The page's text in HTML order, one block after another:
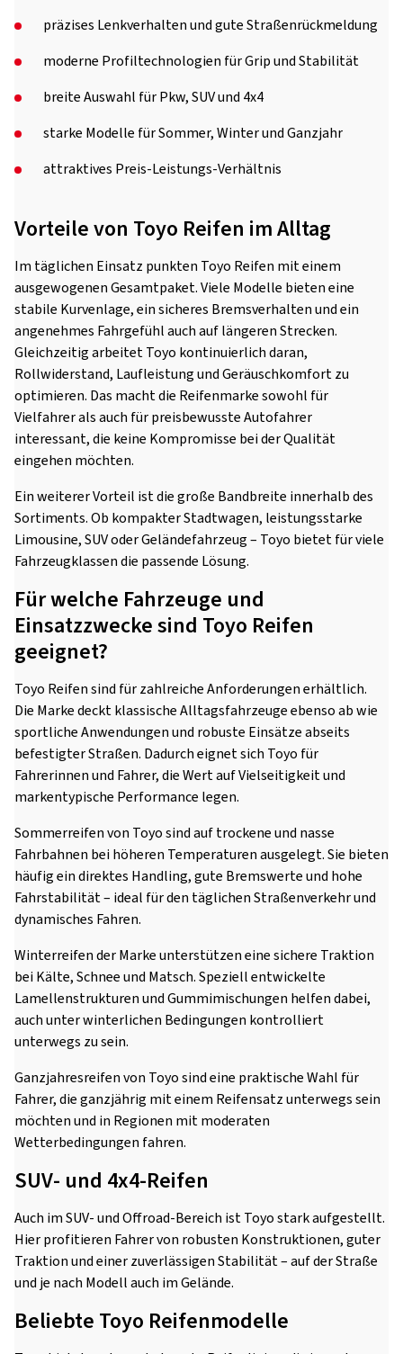
präzises Lenkverhalten und gute Straßenrückmeldung
moderne Profiltechnologien für Grip und Stabilität
breite Auswahl für Pkw, SUV und 4x4
starke Modelle für Sommer, Winter und Ganzjahr
attraktives Preis-Leistungs-Verhältnis
Vorteile von Toyo Reifen im Alltag
Im täglichen Einsatz punkten Toyo Reifen mit einem
ausgewogenen Gesamtpaket. Viele Modelle bieten eine
stabile Kurvenlage, ein sicheres Bremsverhalten und ein
angenehmes Fahrgefühl auch auf längeren Strecken.
Gleichzeitig arbeitet Toyo kontinuierlich daran,
Rollwiderstand, Laufleistung und Geräuschkomfort zu
optimieren. Das macht die Reifenmarke sowohl für
Vielfahrer als auch für preisbewusste Autofahrer
interessant, die keine Kompromisse bei der Qualität
eingehen möchten.
Ein weiterer Vorteil ist die große Bandbreite innerhalb des
Sortiments. Ob kompakter Stadtwagen, leistungsstarke
Limousine, SUV oder Geländefahrzeug – Toyo bietet für viele
Fahrzeugklassen die passende Lösung.
Für welche Fahrzeuge und
Einsatzzwecke sind Toyo Reifen
geeignet?
Toyo Reifen sind für zahlreiche Anforderungen erhältlich.
Die Marke deckt klassische Alltagsfahrzeuge ebenso ab wie
sportliche Anwendungen und robuste Einsätze abseits
befestigter Straßen. Dadurch eignet sich Toyo für
Fahrerinnen und Fahrer, die Wert auf Vielseitigkeit und
markentypische Performance legen.
Sommerreifen von Toyo sind auf trockene und nasse
Fahrbahnen bei höheren Temperaturen ausgelegt. Sie bieten
häufig ein direktes Handling, gute Bremswerte und hohe
Fahrstabilität – ideal für den täglichen Straßenverkehr und
dynamisches Fahren.
Winterreifen der Marke unterstützen eine sichere Traktion
bei Kälte, Schnee und Matsch. Speziell entwickelte
Lamellenstrukturen und Gummimischungen helfen dabei,
auch unter winterlichen Bedingungen kontrolliert
unterwegs zu sein.
Ganzjahresreifen von Toyo sind eine praktische Wahl für
Fahrer, die ganzjährig mit einem Reifensatz unterwegs sein
möchten und in Regionen mit moderaten
Wetterbedingungen fahren.
SUV- und 4x4-Reifen
Auch im SUV- und Offroad-Bereich ist Toyo stark aufgestellt.
Hier profitieren Fahrer von robusten Konstruktionen, guter
Traktion und einer zuverlässigen Stabilität – auf der Straße
und je nach Modell auch im Gelände.
Beliebte Toyo Reifenmodelle